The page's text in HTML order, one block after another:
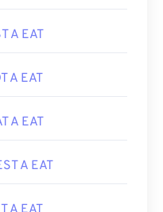
A EAT
A EAT
A EAT
A EAT